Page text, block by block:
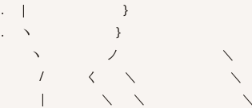
. | }
. ヽ }
ヽ ノ ＼
/ く ＼ ＼
| ＼ ＼ ＼